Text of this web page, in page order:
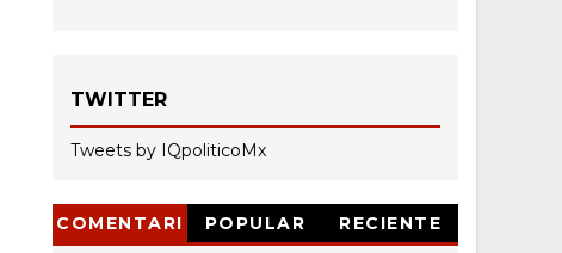
TWITTER
Tweets by IQpoliticoMx
COMENTARI
POPULAR RECIENTE